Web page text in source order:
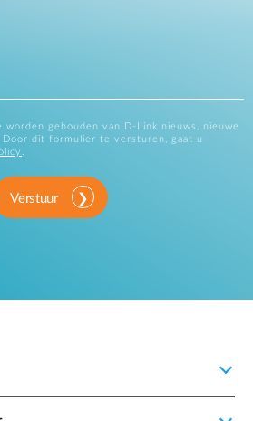
worden gehouden van D-Link nieuws, nieuwe
Door dit formulier te versturen, gaat u
Verstuur